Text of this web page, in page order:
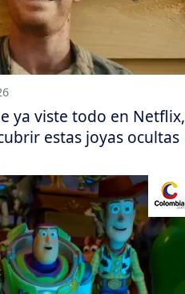
ya viste todo en Netflix,
estas joyas ocultas